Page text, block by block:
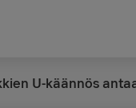
U-käännös